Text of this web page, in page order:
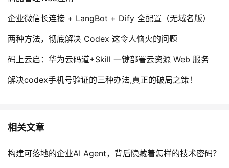
企业微信长连接 + LangBot + Dify 全配置（无域名版）
两种方法，彻底解决 Codex 这令人恼火的问题
码上云启：华为云码道+Skill 一键部署云资源 Web 服务
解决codex手机号验证的三种办法,真正的破局之策！
相关文章
构建可落地的企业AI Agent，背后隐藏着怎样的技术密码？